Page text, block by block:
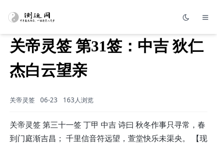
关帝灵签 第31签：中吉 狄仁
杰白云望亲
关帝灵签 06-23 163人浏览
关帝灵签 第三十一签 丁甲 中吉 诗曰 秋冬作事只寻常，春
到门庭渐吉昌； 千里信音符远望，萱堂快乐未渠央。 【现